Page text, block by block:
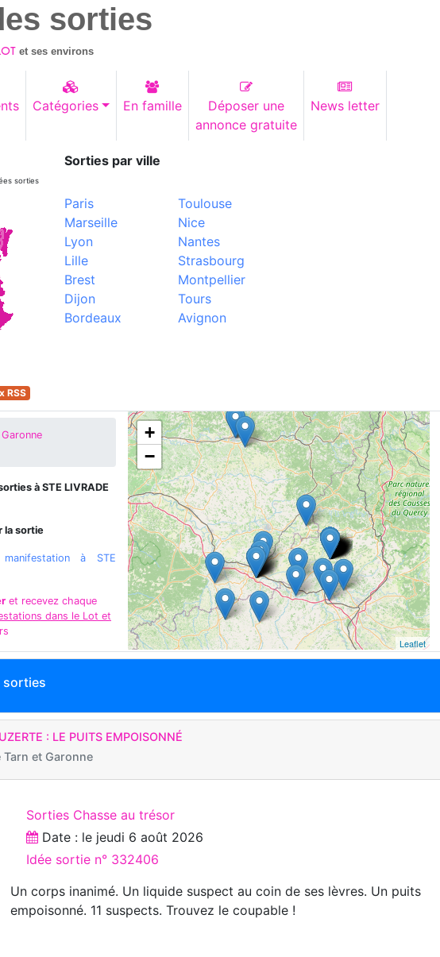
sorties
et ses environs
Catégories En famille
Déposer une
annonce gratuite
News letter
sorties
Sorties par ville
Paris
Marseille
Lyon
Lille
Brest
Dijon
Bordeaux
Toulouse
Nice
Nantes
Strasbourg
Montpellier
Tours
Avignon
RSS
à STE LIVRADE
la sortie
à STE
et recevez chaque
dans le Lot et
+
−
Leaflet
sorties
: LE PUITS EMPOISONNÉ
Tarn et Garonne
Sorties Chasse au trésor
Date : le jeudi 6 août 2026
Idée sortie n° 332406
Un corps inanimé. Un liquide suspect au coin de ses lèvres. Un puits
empoisonné. 11 suspects. Trouvez le coupable !